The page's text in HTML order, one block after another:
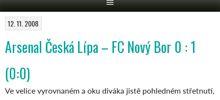
12. 11. 2008
Arsenal Česká Lípa – FC Nový Bor 0 : 1
(0:0)
Ve velice vyrovnaném a oku diváka jistě pohledném střetnutí,